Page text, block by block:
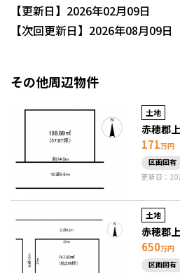
【更新日】2026年02月09日
【次回更新日】2026年08月09日
その他周辺物件
土地
赤穂郡
171万円
区画図有
更新日：
土地
赤穂郡
650万円
区画図有